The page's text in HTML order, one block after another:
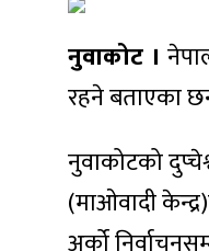
नुवाकोट ।
रहने बताएका
नुवाकोटको
(माओवादी